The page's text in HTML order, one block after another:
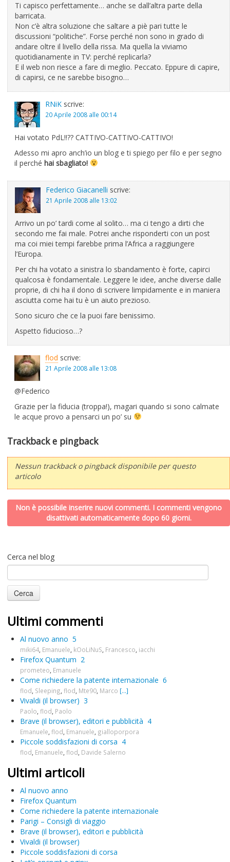
Ti capisco perfettamente… anche se dall’altra parte della
barricata.
Non c’è altra soluzione che saltare a piè pari tutte le
discussioni “politiche”. Forse perché non sono in grado di
andare oltre il livello della rissa. Ma quella la viviamo
quotidianamente in TV: perché replicarla?
E il web non riesce a fare di meglio. Peccato. Eppure di capire,
di capirsi, ce ne sarebbe bisogno…
RNiK scrive:
20 Aprile 2008 alle 00:14
Hai votato PdL!!?? CATTIVO-CATTIVO-CATTIVO!
Adesso mi apro anch’io un blog e ti spiego per filo e per segno
il perché hai sbagliato!
Federico Giacanelli scrive:
21 Aprile 2008 alle 13:02
Arrivo un po’ tardi come al solito… ma ci tengo a dirti che
secondo me fai male. Potrei anche risponderti con un post
ma coi miei tempi farebbe prima l’Africa a raggiungere
l’Europa.
Per chi ha votato a sinistra lo sbandamento è forte, capirci
qualcosa è fondamentale. Leggere le idee, anche diverse dalle
proprie, di chi ha il dono di scrivere limpidamente e in maniera
asciutta come hai tu è un aiuto prezioso.
Sono sicuro che ce la puoi fare benissimo.
Aspetto fiducioso…?
flod scrive:
21 Aprile 2008 alle 13:08
@Federico
Grazie per la fiducia (troppa!), magari quando si sono calmate
le acque provo a pensarci un po’ su
Trackback e pingback
Nessun trackback o pingback disponibile per questo
articolo
Non è possibile inserire nuovi commenti. I commenti vengono
disattivati automaticamente dopo 60 giorni.
Cerca nel blog
Ultimi commenti
Al nuovo anno 5
miki64 Emanuele kOoLiNuS Francesco iacchi
Firefox Quantum 2
prometeo Emanuele
Come richiedere la patente internazionale 6
flod Sleeping flod Mte90 Marco [...]
Vivaldi (il browser) 3
Paolo flod Paolo
Brave (il browser), editori e pubblicità 4
Emanuele flod Emanuele gialloporpora
Piccole soddisfazioni di corsa 4
flod Emanuele flod Davide Salerno
Ultimi articoli
Al nuovo anno
Firefox Quantum
Come richiedere la patente internazionale
Parigi – Consigli di viaggio
Brave (il browser), editori e pubblicità
Vivaldi (il browser)
Piccole soddisfazioni di corsa